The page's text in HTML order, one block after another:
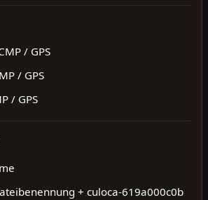
/ GPS
/ GPS
/ GPS
+ culoca-619a000c0b